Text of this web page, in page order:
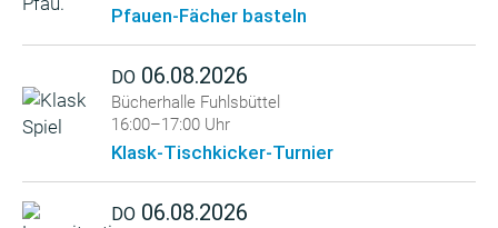
Pfauen-Fächer basteln
DO 06.08.2026
Bücherhalle Fuhlsbüttel
16:00–17:00 Uhr
Klask-Tischkicker-Turnier
DO 06.08.2026